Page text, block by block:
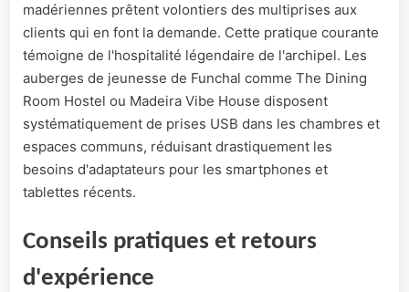
madériennes prêtent volontiers des multiprises aux
clients qui en font la demande. Cette pratique courante
témoigne de l'hospitalité légendaire de l'archipel. Les
auberges de jeunesse de Funchal comme The Dining
Room Hostel ou Madeira Vibe House disposent
systématiquement de prises USB dans les chambres et
espaces communs, réduisant drastiquement les
besoins d'adaptateurs pour les smartphones et
tablettes récents.
Conseils pratiques et retours
d'expérience